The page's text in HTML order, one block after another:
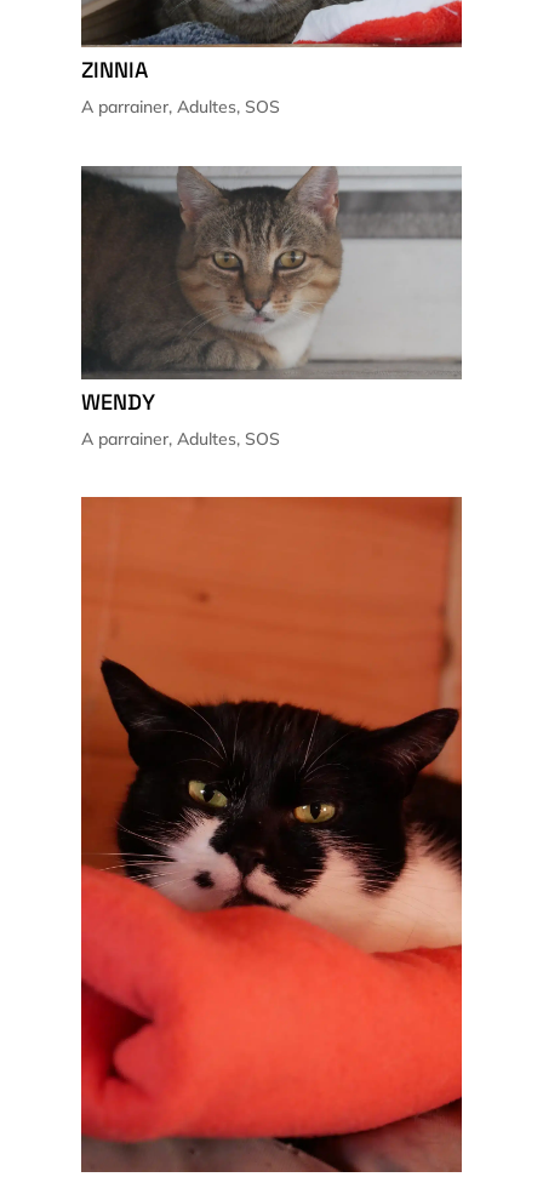
ZINNIA
A parrainer,Adultes, SOS
WENDY
A parrainer,Adultes, SOS